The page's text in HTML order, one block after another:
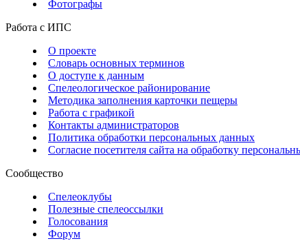
Фотографы
Работа с ИПС
О проекте
Словарь основных терминов
О доступе к данным
Спелеологическое районирование
Методика заполнения карточки пещеры
Работа с графикой
Контакты администраторов
Политика обработки персональных данных
Согласие посетителя сайта на обработку
Сообщество
Спелеоклубы
Полезные спелеоссылки
Голосования
Форум